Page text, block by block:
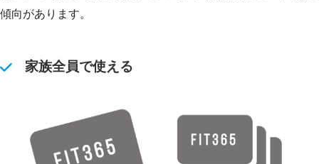
傾向があります。
家族全員で使える